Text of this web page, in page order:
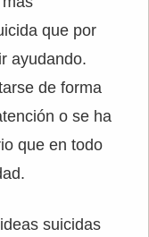
que por
ayudando.
de forma
o se ha
que en todo
suicidas